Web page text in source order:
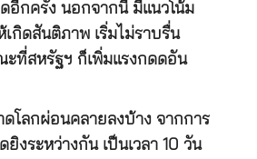
อีกครั้ง นอกจากนี้ มีแนวโน้ม
กิดสันติภาพ เริ่มไม่ราบรื่น
ะที่สหรัฐฯ ก็เพิ่มแรงกดดอัน
โลกผ่อนคลายลงบ้าง จากการ
งระหว่างกัน เป็นเวลา 10 วัน